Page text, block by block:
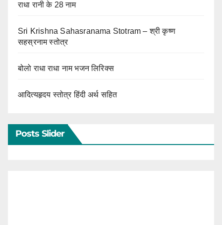
राधा रानी के 28 नाम
Sri Krishna Sahasranama Stotram – श्री कृष्ण
सहस्रनाम स्तोत्र
बोलो राधा राधा नाम भजन लिरिक्स
आदित्यहृदय स्तोत्र हिंदी अर्थ सहित
Posts Slider